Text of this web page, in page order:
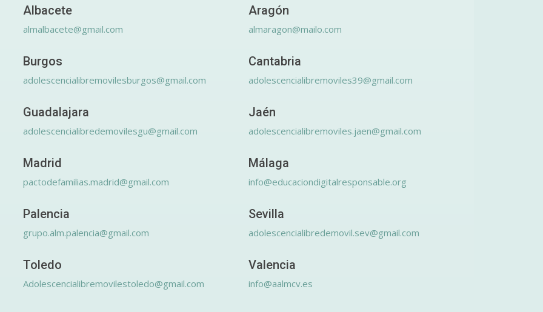
Albacete
almalbacete@gmail.com
Aragón
almaragon@mailo.com
Burgos
adolescencialibremovilesburgos@gmail.com
Cantabria
adolescencialibremoviles39@gmail.com
Guadalajara
adolescencialibredemovilesgu@gmail.com
Jaén
adolescencialibremoviles.jaen@gmail.com
Madrid
pactodefamilias.madrid@gmail.com
Málaga
info@educaciondigitalresponsable.org
Palencia
grupo.alm.palencia@gmail.com
Sevilla
adolescencialibredemovil.sev@gmail.com
Toledo
Adolescencialibremovilestoledo@gmail.com
Valencia
info@aalmcv.es